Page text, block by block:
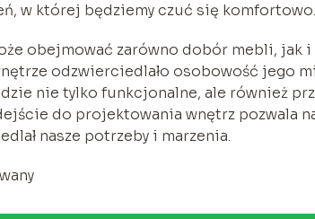
w której będziemy czuć się komfortowo.
obejmować zarówno dobór mebli, jak
odzwierciedlało osobowość jego
nie tylko funkcjonalne, ale również
do projektowania wnętrz pozwala
nasze potrzeby i marzenia.